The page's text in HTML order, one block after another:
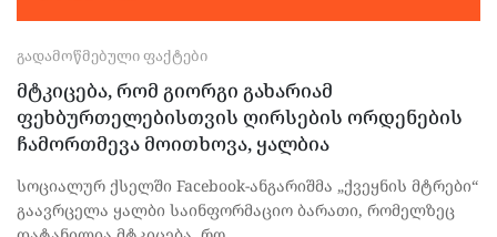
ᲒᲐᲓᲐᲛᲝᲬᲛᲔᲑᲣᲚᲘ ᲤᲐᲥᲢᲔᲑᲘ
მტკიცება, რომ გიორგი გახარიამ
ფეხბურთელებისთვის ღირსების ორდენების
ჩამორთმევა მოითხოვა, ყალბია
სოციალურ ქსელში Facebook-ანგარიშმა „ქვეყნის მტრები“
გაავრცელა ყალბი საინფორმაციო ბარათი, რომელზეც